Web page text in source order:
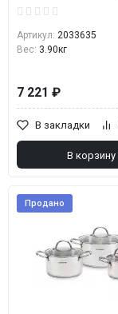
Артикул: 2033635
Вес: 3.90кг
7 221 ₽
В закладки
В корзину
Продано